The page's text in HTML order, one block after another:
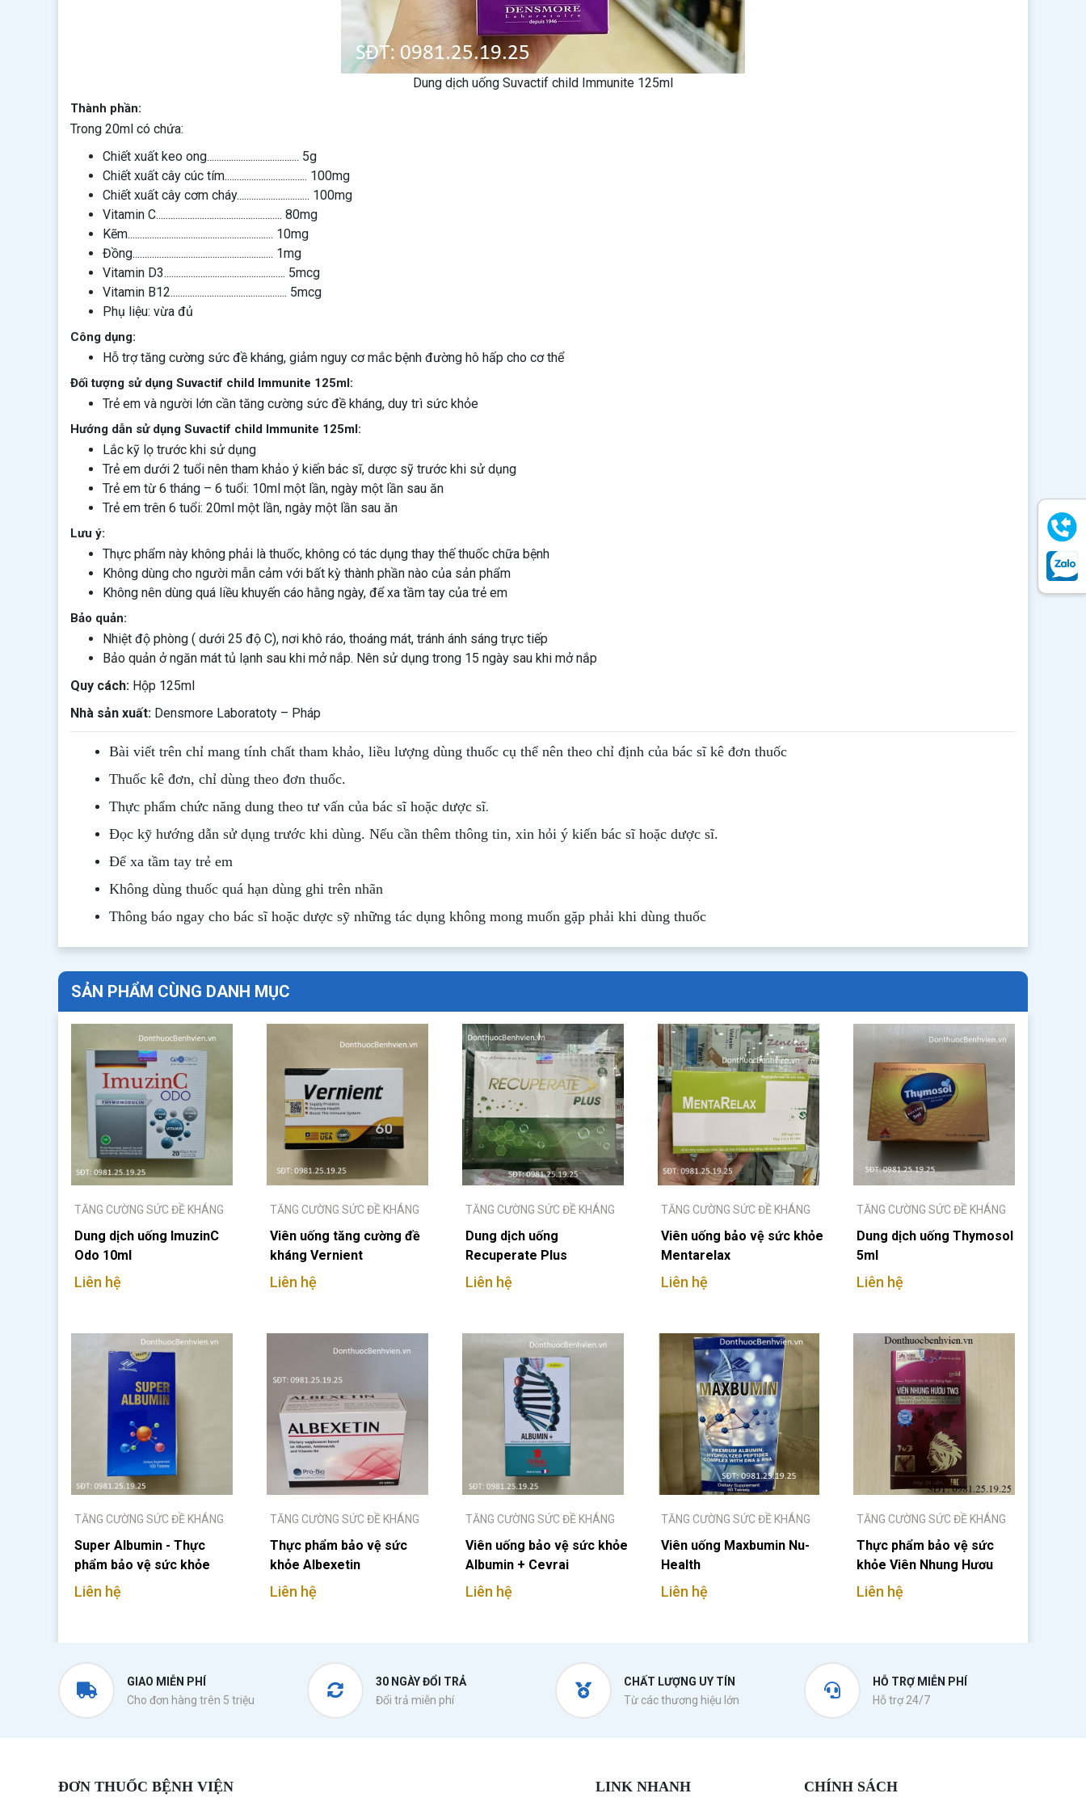
Dung dịch uống Suvactif child Immunite 125ml
Thành phần:
Trong 20ml có chứa:
Chiết xuất keo ong...................................... 5g
Chiết xuất cây cúc tím.................................. 100mg
Chiết xuất cây cơm cháy.............................. 100mg
Vitamin C.................................................... 80mg
Kẽm............................................................ 10mg
Đồng.......................................................... 1mg
Vitamin D3.................................................. 5mcg
Vitamin B12................................................ 5mcg
Phụ liệu: vừa đủ
Công dụng:
Hỗ trợ tăng cường sức đề kháng, giảm nguy cơ mắc bệnh đường hô hấp cho cơ thể
Đối tượng sử dụng Suvactif child Immunite 125ml:
Trẻ em và người lớn cần tăng cường sức đề kháng, duy trì sức khỏe
Hướng dẫn sử dụng Suvactif child Immunite 125ml:
Lắc kỹ lọ trước khi sử dụng
Trẻ em dưới 2 tuổi nên tham khảo ý kiến bác sĩ, dược sỹ trước khi sử dụng
Trẻ em từ 6 tháng – 6 tuổi: 10ml một lần, ngày một lần sau ăn
Trẻ em trên 6 tuổi: 20ml một lần, ngày một lần sau ăn
Lưu ý:
Thực phẩm này không phải là thuốc, không có tác dụng thay thế thuốc chữa bệnh
Không dùng cho người mẫn cảm với bất kỳ thành phần nào của sản phẩm
Không nên dùng quá liều khuyến cáo hằng ngày, để xa tầm tay của trẻ em
Bảo quản:
Nhiệt độ phòng ( dưới 25 độ C), nơi khô ráo, thoáng mát, tránh ánh sáng trực tiếp
Bảo quản ở ngăn mát tủ lạnh sau khi mở nắp. Nên sử dụng trong 15 ngày sau khi mở nắp
Quy cách: Hộp 125ml
Nhà sản xuất: Densmore Laboratoty – Pháp
Bài viết trên chỉ mang tính chất tham khảo, liều lượng dùng thuốc cụ thể nên theo chỉ định của bác sĩ kê đơn thuốc
Thuốc kê đơn, chỉ dùng theo đơn thuốc.
Thực phẩm chức năng dung theo tư vấn của bác sĩ hoặc dược sĩ.
Đọc kỹ hướng dẫn sử dụng trước khi dùng. Nếu cần thêm thông tin, xin hỏi ý kiến bác sĩ hoặc dược sĩ.
Để xa tầm tay trẻ em
Không dùng thuốc quá hạn dùng ghi trên nhãn
Thông báo ngay cho bác sĩ hoặc dược sỹ những tác dụng không mong muốn gặp phải khi dùng thuốc
SẢN PHẨM CÙNG DANH MỤC
TĂNG CƯỜNG SỨC ĐỀ KHÁNG
Dung dịch uống ImuzinC
Odo 10ml
Liên hệ
TĂNG CƯỜNG SỨC ĐỀ KHÁNG
Viên uống tăng cường đề
kháng Vernient
Liên hệ
TĂNG CƯỜNG SỨC ĐỀ KHÁNG
Dung dịch uống
Recuperate Plus
Liên hệ
TĂNG CƯỜNG SỨC ĐỀ KHÁNG
Viên uống bảo vệ sức khỏe
Mentarelax
Liên hệ
TĂNG CƯỜNG SỨC ĐỀ KHÁNG
Dung dịch uống Thymosol
5ml
Liên hệ
TĂNG CƯỜNG SỨC ĐỀ KHÁNG
Super Albumin - Thực
phẩm bảo vệ sức khỏe
Liên hệ
TĂNG CƯỜNG SỨC ĐỀ KHÁNG
Thực phẩm bảo vệ sức
khỏe Albexetin
Liên hệ
TĂNG CƯỜNG SỨC ĐỀ KHÁNG
Viên uống bảo vệ sức khỏe
Albumin + Cevrai
Liên hệ
TĂNG CƯỜNG SỨC ĐỀ KHÁNG
Viên uống Maxbumin Nu-
Health
Liên hệ
TĂNG CƯỜNG SỨC ĐỀ KHÁNG
Thực phẩm bảo vệ sức
khỏe Viên Nhung Hươu
TW3
Liên hệ
GIAO MIỄN PHÍ
Cho đơn hàng trên 5 triệu
30 NGÀY ĐỔI TRẢ
Đổi trả miễn phí
CHẤT LƯỢNG UY TÍN
Từ các thương hiệu lớn
HỖ TRỢ MIỄN PHÍ
Hỗ trợ 24/7
ĐƠN THUỐC BỆNH VIỆN LINK NHANH CHÍNH SÁCH